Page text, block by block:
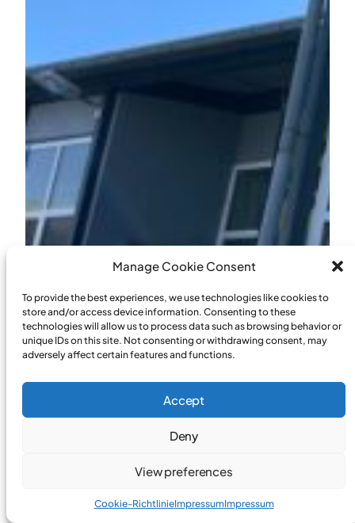
Manage Cookie Consent
To provide the best experiences, we use technologies like cookies to
store and/or access device information. Consenting to these
technologies will allow us to process data such as browsing behavior or
unique IDs on this site. Not consenting or withdrawing consent, may
adversely affect certain features and functions.
Accept
Deny
View preferences
Cookie-RichtlinieImpressumImpressum